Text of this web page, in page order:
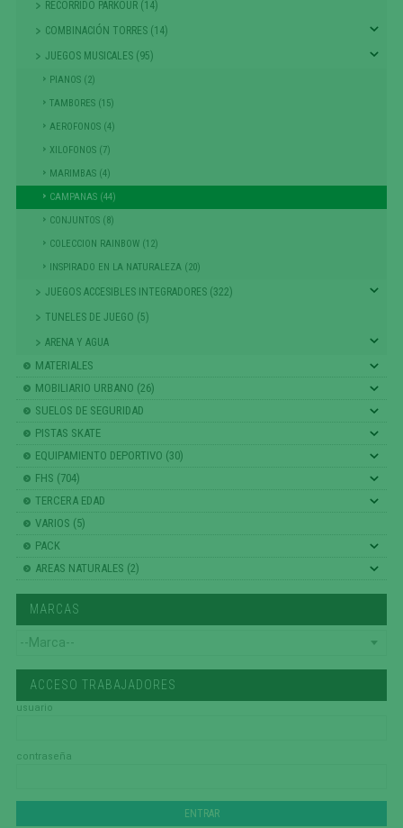
RECORRIDO PARKOUR (14)
COMBINACIÓN TORRES (14)
JUEGOS MUSICALES (95)
PIANOS (2)
TAMBORES (15)
AEROFONOS (4)
XILOFONOS (7)
MARIMBAS (4)
CAMPANAS (44)
CONJUNTOS (8)
COLECCION RAINBOW (12)
INSPIRADO EN LA NATURALEZA (20)
JUEGOS ACCESIBLES INTEGRADORES (322)
TUNELES DE JUEGO (5)
ARENA Y AGUA
MATERIALES
MOBILIARIO URBANO (26)
SUELOS DE SEGURIDAD
PISTAS SKATE
EQUIPAMIENTO DEPORTIVO (30)
FHS (704)
TERCERA EDAD
VARIOS (5)
PACK
AREAS NATURALES (2)
MARCAS
ACCESO TRABAJADORES
usuario
contraseña